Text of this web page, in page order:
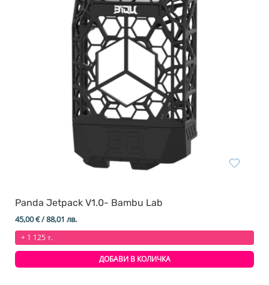
Panda Jetpack V1.0- Bambu Lab
45,00€/ 88,01 лв.
+ 1 125 т.
ДОБАВИ В КОЛИЧКА